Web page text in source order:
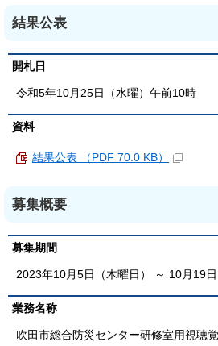
結果公表
開札日
令和5年10月25日（水曜）午前10時
資料
結果公表 （PDF 70.0 KB）
募集概要
募集期間
2023年10月5日（木曜日） ～ 10月19日
業務名称
吹田市総合防災センター研修室用視聴